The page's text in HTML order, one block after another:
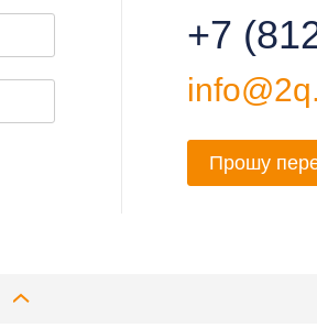
+7
Прошу